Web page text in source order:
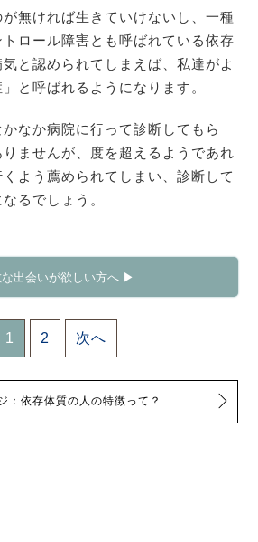
無ければ生きていけないし、一種
ロール障害とも呼ばれている依存
と認められてしまえば、私達がよ
と呼ばれるようになります。
なか病院に行って診断してもら
ませんが、度を超えるようであれ
よう薦められてしまい、診断して
るでしょう。
出会いが欲しい方へ ▶
1 2 次へ
：依存体質の人の特徴って？